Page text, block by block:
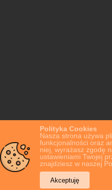
Polityka Cookies
Nasza strona używa
funkcjonalności oraz
niej, wyrażasz zgodę
ustawieniami Twojej
znajdziesz w naszej
Akceptuję